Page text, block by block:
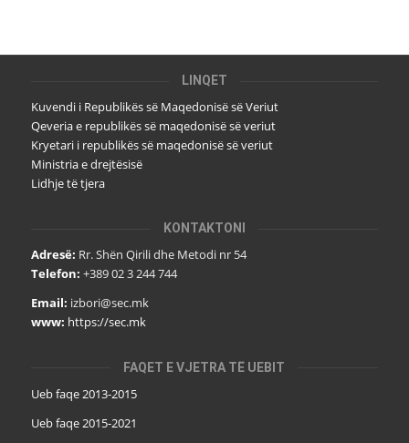
LINQET
Kuvendi i Republikës së Maqedonisë së Veriut
Qeveria e republikës së maqedonisë së veriut
Kryetari i republikës së maqedonisë së veriut
Ministria e drejtësisë
Lidhje të tjera
KONTAKTONI
Adresë: Rr. Shën Qirili dhe Metodi nr 54
Telefon: +389 02 3 244 744
Email: izbori@sec.mk
www: https://sec.mk
FAQET E VJETRA TË UEBIT
Ueb faqe 2013-2015
Ueb faqe 2015-2021